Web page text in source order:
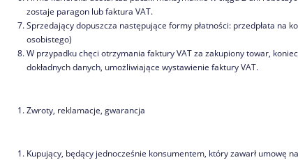
zostaje paragon lub faktura VAT.
Sprzedający dopuszcza następujące formy płatności: przedpłata na
osobistego)
W przypadku chęci otrzymania faktury VAT za zakupiony towar,
dokładnych danych, umożliwiające wystawienie faktury VAT.
Zwroty, reklamacje, gwarancja
Kupujący, będący jednocześnie konsumentem, który zawarł umowę